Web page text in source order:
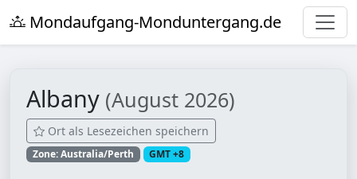
Mondaufgang-Monduntergang.de
Albany (August 2026)
Ort als Lesezeichen speichern
Zone: Australia/Perth GMT +8